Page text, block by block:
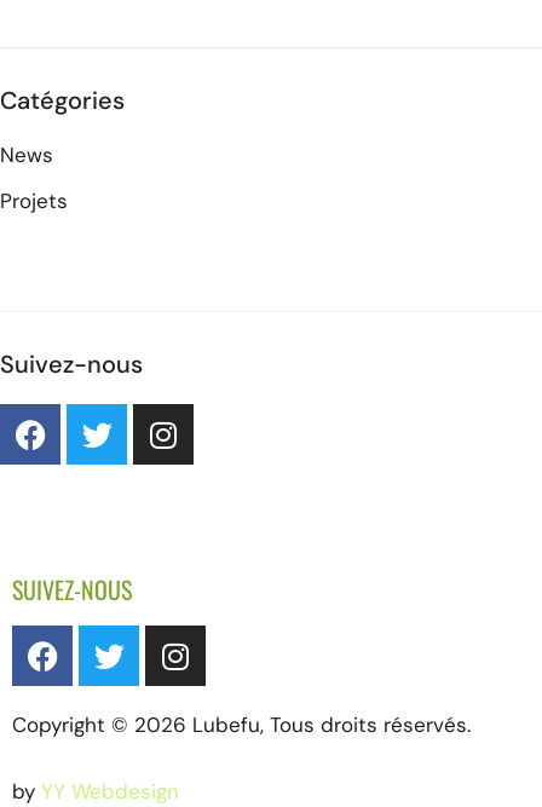
Catégories
News
Projets
Suivez-nous
SUIVEZ-NOUS
Copyright © 2026 Lubefu, Tous droits réservés.
by YY Webdesign